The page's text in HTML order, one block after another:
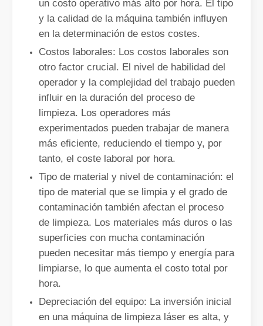
¿Es una buena elección? ¿Qué tan fuerte es la soldadura láser?
La soldadura láser ha revolucionado la fabricación moderna
un costo operativo más alto por hora. El tipo
y la calidad de la máquina también influyen
en la determinación de estos costes.
Costos laborales: Los costos laborales son
otro factor crucial. El nivel de habilidad del
operador y la complejidad del trabajo pueden
influir en la duración del proceso de
limpieza. Los operadores más
experimentados pueden trabajar de manera
más eficiente, reduciendo el tiempo y, por
tanto, el coste laboral por hora.
Tipo de material y nivel de contaminación: el
tipo de material que se limpia y el grado de
contaminación también afectan el proceso
de limpieza. Los materiales más duros o las
superficies con mucha contaminación
pueden necesitar más tiempo y energía para
limpiarse, lo que aumenta el costo total por
hora.
Depreciación del equipo: La inversión inicial
en una máquina de limpieza láser es alta, y